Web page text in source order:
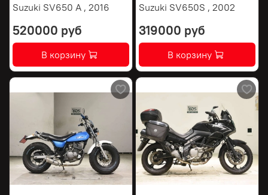
Suzuki SV650 A , 2016
520000 руб
В корзину
Suzuki SV650S , 2002
319000 руб
В корзину